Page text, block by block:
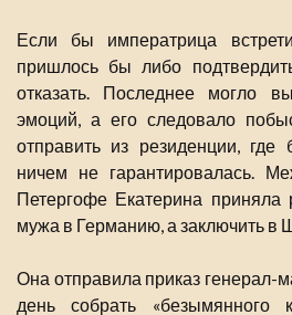
Если бы императрица
пришлось бы либо
отказать. Последнее могло
эмоций, а его следовало
отправить из резиденции, где
ничем не гарантировалась.
Петергофе Екатерина приняла
мужа в Германию, а заключить в
Она отправила приказ генерал-
день собрать «безымянного